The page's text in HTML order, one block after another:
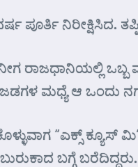
ಪೂರ್ತಿ
ರಾಜಧಾನಿಯಲ್ಲಿ
ಮಧ್ಯೆ ಆ ಒಂದು
“ಎಕ್ಸ್
ಬಗ್ಗೆ